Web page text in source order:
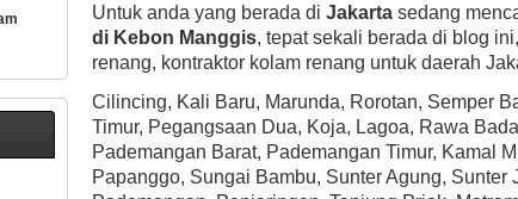
Untuk anda yang berada di Jakarta sedang
di Kebon Manggis, tepat sekali berada di blog
renang, kontraktor kolam renang untuk daerah
Cilincing, Kali Baru, Marunda, Rorotan, Semper
Timur, Pegangsaan Dua, Koja, Lagoa, Rawa
Pademangan Barat, Pademangan Timur, Kamal
Papanggo, Sungai Bambu, Sunter Agung,